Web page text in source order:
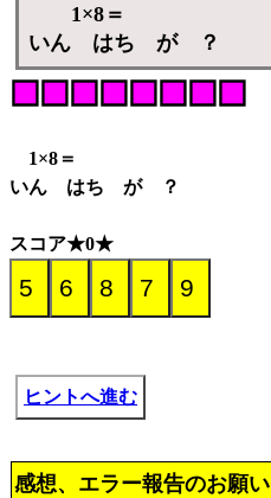
1×8＝
いん はち が ？
1×8＝
いん はち が ？
スコア★0★
ヒントへ進む
感想、エラー報告のお願い